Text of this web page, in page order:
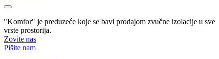
"Komfor" je preduzeće koje se bavi prodajom zvučne izolacije u sve
vrste prostorija.
Zovite nas
Pišite nam